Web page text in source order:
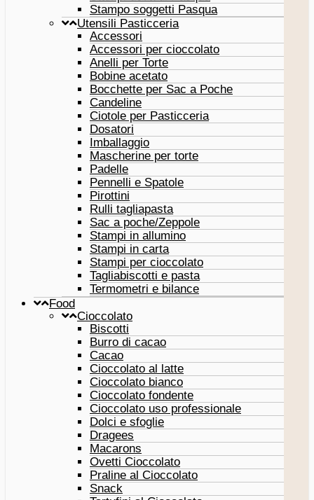
Stampo soggetti Pasqua
Utensili Pasticceria
Accessori
Accessori per cioccolato
Anelli per Torte
Bobine acetato
Bocchette per Sac a Poche
Candeline
Ciotole per Pasticceria
Dosatori
Imballaggio
Mascherine per torte
Padelle
Pennelli e Spatole
Pirottini
Rulli tagliapasta
Sac a poche/Zeppole
Stampi in allumino
Stampi in carta
Stampi per cioccolato
Tagliabiscotti e pasta
Termometri e bilance
Food
Cioccolato
Biscotti
Burro di cacao
Cacao
Cioccolato al latte
Cioccolato bianco
Cioccolato fondente
Cioccolato uso professionale
Dolci e sfoglie
Dragees
Macarons
Ovetti Cioccolato
Praline al Cioccolato
Snack